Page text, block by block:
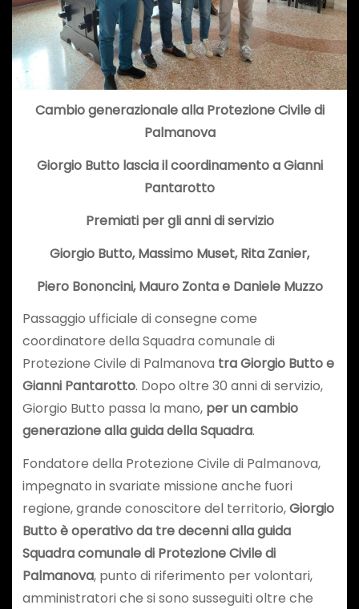
Cambio generazionale alla Protezione Civile di
Palmanova
Giorgio Butto lascia il coordinamento a Gianni
Pantarotto
Premiati per gli anni di servizio
Giorgio Butto, Massimo Muset, Rita Zanier,
Piero Bononcini, Mauro Zonta e Daniele Muzzo
Passaggio ufficiale di consegne come
coordinatore della Squadra comunale di
Protezione Civile di Palmanova tra Giorgio Butto e
Gianni Pantarotto. Dopo oltre 30 anni di servizio,
Giorgio Butto passa la mano, per un cambio
generazione alla guida della Squadra.
Fondatore della Protezione Civile di Palmanova,
impegnato in svariate missione anche fuori
regione, grande conoscitore del territorio,Giorgio
Butto è operativo da tre decenni alla guida
Squadra comunale di Protezione Civile di
Palmanova, punto di riferimento per volontari,
amministratori che si sono susseguiti oltre che